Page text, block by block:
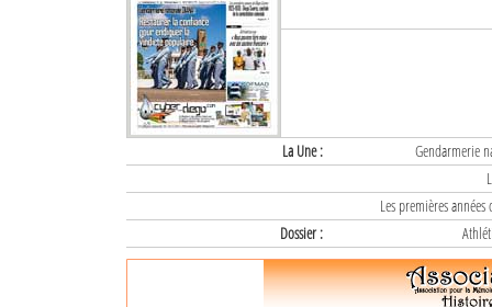
La Une :
Gendarmerie
Les premières
Dossier :